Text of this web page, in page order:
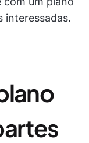
interessadas.